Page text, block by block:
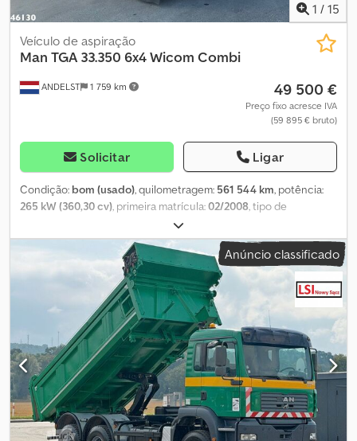
1 / 15
ANDELST 1 759 km
Veículo de aspiração
Man TGA 33.350 6x4 Wicom Combi
49 500 €
Preço fixo acresce IVA
(59 895 € bruto)
Solicitar Ligar
Condição: bom (usado), quilometragem: 561 544 km, potência:
265 kW (360,30 cv), primeira matrícula:02/2008, tipo de
, tamanho do pneu:
de eixo:6x4, distância entre eixos:4 200 mm, combustível:diesel,
cabina do condutor:cabina-cama, tipo de engrenagem:
mecânico, classe de emissão: Euro 4, suspensão: aço
, número de
, comprimento total:9 300 mm, largura total: 2 550 mm,
altura total:
3 750 mm, carga admissível no eixo (eixo 1): 9 000 kg,
carga máxima permitida por eixo (eixo 2):10 000 kg , carga máxima
admissível no eixo (eixo 3):10 000 kg, volume do espaço de carga:
12 m³, Ano de fabrico: 2008, Equipamento:
ABS, EBS (Sistema de
Travagem Electrónico), acoplamento de reboque, ar
condicionado, controlo de velocidade de cruzeiro, regulação
eléctrica dos vidros, sistema de navegação, = Outras opções e
acessórios = - Eixos AP - Apoio de braço - Suspensão por feixe de
Anúncio classificado